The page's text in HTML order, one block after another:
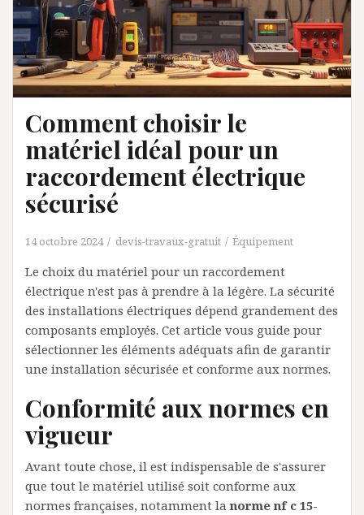
Comment choisir le
matériel idéal pour un
raccordement électrique
sécurisé
14 octobre 2024 devis-travaux-gratuit Équipement
Le choix du matériel pour un raccordement
électrique n'est pas à prendre à la légère. La sécurité
des installations électriques dépend grandement des
composants employés. Cet article vous guide pour
sélectionner les éléments adéquats afin de garantir
une installation sécurisée et conforme aux normes.
Conformité aux normes en
vigueur
Avant toute chose, il est indispensable de s'assurer
que tout le matériel utilisé soit conforme aux
normes françaises, notamment la norme nf c 15-